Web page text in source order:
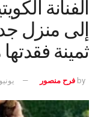
الفنانة
إلى منزل
ثمينة
by فرح منصور يونيو 28, 2026